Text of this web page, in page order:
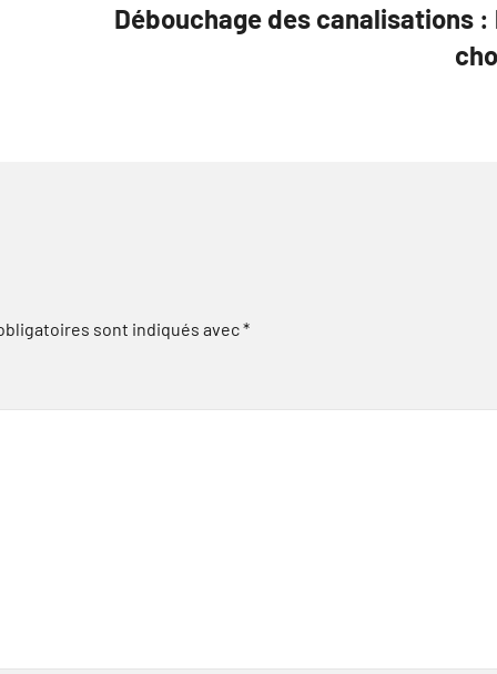
Débouchage des canalisations
sont indiqués avec*